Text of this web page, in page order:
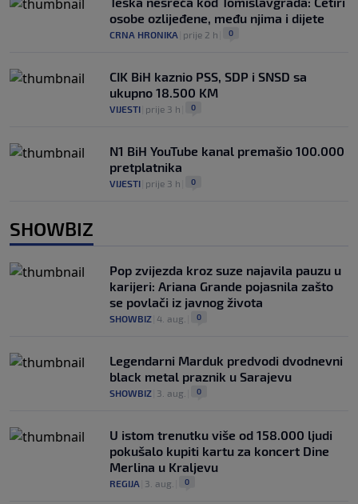
osobe ozlijeđene, među njima i dijete
CRNA HRONIKA prije 2 h 0
CIK BiH kaznio PSS, SDP i SNSD sa
ukupno 18.500 KM
VIJESTI prije 3 h 0
N1 BiH YouTube kanal premašio 100.000
pretplatnika
VIJESTI prije 3 h 0
SHOWBIZ
Pop zvijezda kroz suze najavila pauzu u
karijeri: Ariana Grande pojasnila zašto
se povlači iz javnog života
SHOWBIZ 4. aug. 0
Legendarni Marduk predvodi dvodnevni
black metal praznik u Sarajevu
SHOWBIZ 3. aug. 0
U istom trenutku više od 158.000 ljudi
pokušalo kupiti kartu za koncert Dine
Merlina u Kraljevu
REGIJA 3. aug. 0